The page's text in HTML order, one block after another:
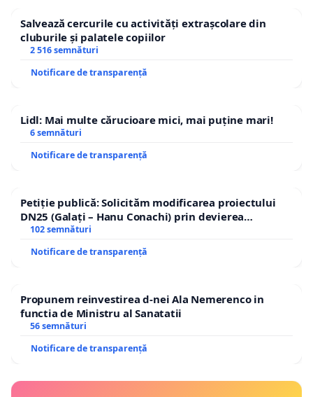
Salvează cercurile cu activități extrașcolare din
cluburile și palatele copiilor
2 516 semnături
Notificare de transparență
Lidl: Mai multe cărucioare mici, mai puține mari!
6 semnături
Notificare de transparență
Petiție publică: Solicităm modificarea proiectului
DN25 (Galați – Hanu Conachi) prin devierea
traseului în afara localităților!
102 semnături
Notificare de transparență
Propunem reinvestirea d-nei Ala Nemerenco in
functia de Ministru al Sanatatii
56 semnături
Notificare de transparență